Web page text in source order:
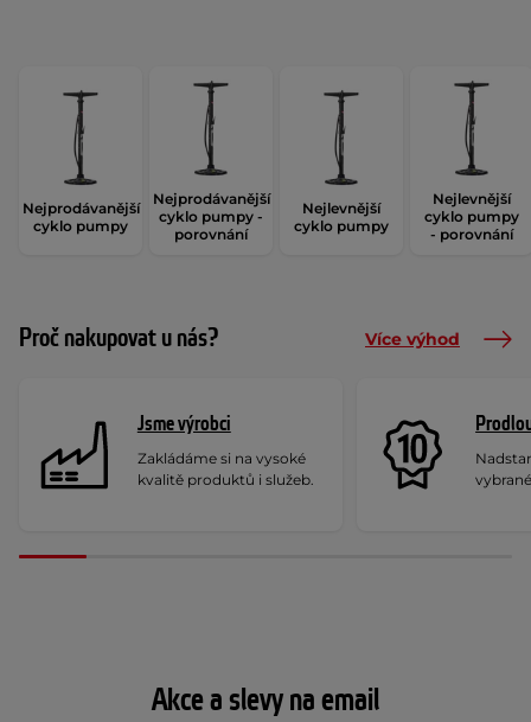
Nejprodávanější
cyklo pumpy
Nejprodávanější
cyklo pumpy -
porovnání
Nejlevnější
cyklo pumpy
Nejlevnější
cyklo pumpy
- porovnání
Proč nakupovat u nás? Více výhod
Jsme výrobci
Zakládáme si na vysoké
kvalitě produktů i služeb.
Akce a slevy na email